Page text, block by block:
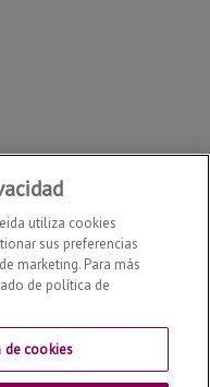
utiliza cookies
sus preferencias
marketing. Para más
de política de
de cookies